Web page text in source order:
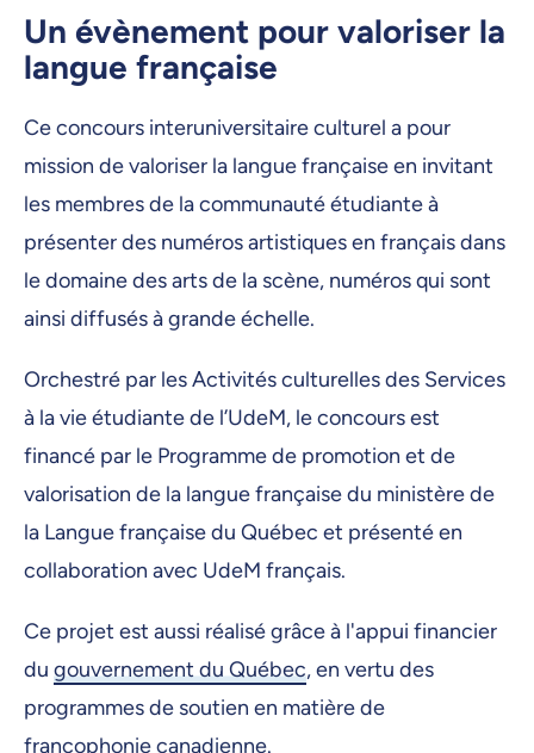
Un évènement pour valoriser la
langue française
Ce concours interuniversitaire culturel a pour
mission de valoriser la langue française en invitant
les membres de la communauté étudiante à
présenter des numéros artistiques en français dans
le domaine des arts de la scène, numéros qui sont
ainsi diffusés à grande échelle.
Orchestré par les Activités culturelles des Services
à la vie étudiante de l’UdeM, le concours est
financé par le Programme de promotion et de
valorisation de la langue française du ministère de
la Langue française du Québec et présenté en
collaboration avec UdeM français.
Ce projet est aussi réalisé grâce à l'appui financier
du gouvernement du Québec, en vertu des
programmes de soutien en matière de
francophonie canadienne.